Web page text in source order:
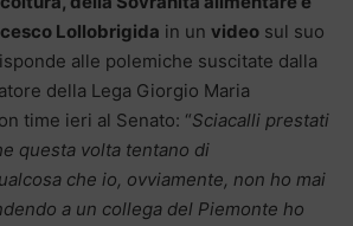
Lollobrigida in un video sul suo
alle polemiche suscitate dalla
della Lega Giorgio Maria
time ieri al Senato: “Sciacalli prestati
questa volta tentano di
che io, ovviamente, non ho mai
a un collega del Piemonte ho